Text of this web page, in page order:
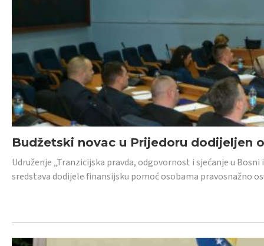
Budžetski novac u Prijedoru dodijeljen
Udruženje „Tranzicijska pravda, odgovornost i sjećanje u
sredstava dodijele finansijsku pomoć osobama pravosnažno